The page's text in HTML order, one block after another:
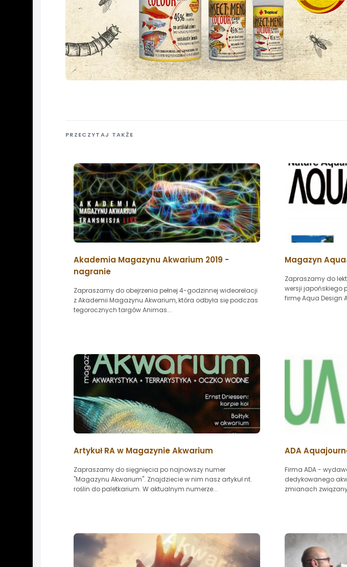
PRZECZYTAJ TAKŻE
Akademia Magazynu Akwarium 2019 -
nagranie
Zapraszamy do obejrzenia pełnej 4-godzinnej wideorelacji
z Akademii Magazynu Akwarium, która odbyła się podczas
tegorocznych targów Animas...
Magazyn
Zapraszamy do
wersji japońskiego
firmę Aqua Design
Artykuł RA w Magazynie Akwarium
Zapraszamy do sięgnięcia po najnowszy numer
"Magazynu Akwarium". Znajdziecie w nim nasz artykuł nt.
roślin do paletkarium. W aktualnym numerze...
ADA
Firma ADA -
dedykowanego
zmianach